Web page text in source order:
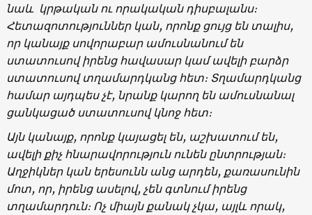
նաև կրթական ու որակական դիսբալանս։
Հետազոտություններ կան, որոնք ցույց են տալիս,
որ կանայք սովորաբար ամուսնանում են
ստատուսով իրենց հավասար կամ ավելի բարձր
ստատուսով տղամարդկանց հետ։ Տղամարդկանց
համար այդպես չէ, նրանք կարող են ամուսնանալ
ցանկացած ստատուսով կնոջ հետ։
Այն կանայք, որոնք կայացել են, աշխատում են,
ավելի քիչ հնարավորություն ունեն ընտրության։
Աղջիկներ կան երեսունն անց արդեն, քառասունին
մոտ, որ, իրենց ասելով, չեն գտնում իրենց
տղամարդուն։ Ոչ միայն քանակ չկա, այլև որակ,